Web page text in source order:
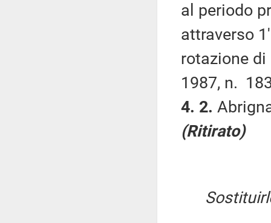
al periodo
attraverso
rotazione
1987, n.
4. 2.
(Ritirato)